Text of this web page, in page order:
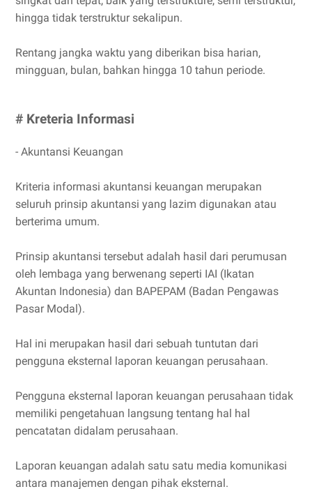
hingga tidak terstruktur sekalipun.
Rentang jangka waktu yang diberikan bisa harian,
mingguan, bulan, bahkan hingga 10 tahun periode.
# Kreteria Informasi
- Akuntansi Keuangan
Kriteria informasi akuntansi keuangan merupakan
seluruh prinsip akuntansi yang lazim digunakan atau
berterima umum.
Prinsip akuntansi tersebut adalah hasil dari perumusan
oleh lembaga yang berwenang seperti IAI (Ikatan
Akuntan Indonesia) dan BAPEPAM (Badan Pengawas
Pasar Modal).
Hal ini merupakan hasil dari sebuah tuntutan dari
pengguna eksternal laporan keuangan perusahaan.
Pengguna eksternal laporan keuangan perusahaan tidak
memiliki pengetahuan langsung tentang hal hal
pencatatan didalam perusahaan.
Laporan keuangan adalah satu satu media komunikasi
antara manajemen dengan pihak eksternal.